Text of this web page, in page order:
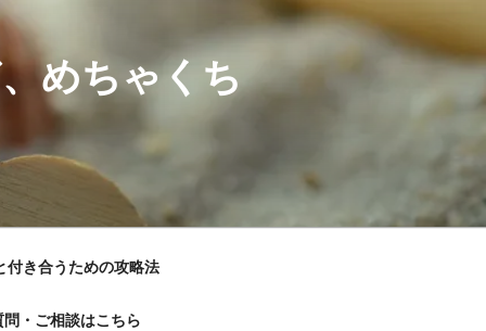
めちゃくち
付き合うための攻略法
問・ご相談はこちら